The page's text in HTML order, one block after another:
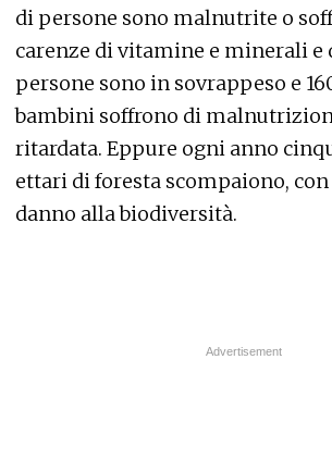
di persone sono malnutrite o
carenze di vitamine e minerali
persone sono in sovrappeso e
bambini soffrono di
ritardata. Eppure ogni anno
ettari di foresta scompaiono,
danno alla biodiversità.